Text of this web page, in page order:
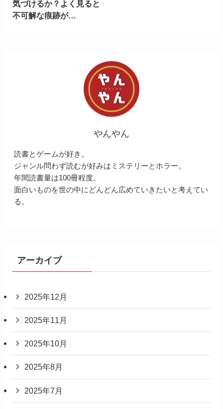
気づけるか？よく見ると
不可解な痕跡が…
やんやん
読書とゲームが好き。
ジャンル問わず読むが好みはミステリーとホラー。
年間読書量は100冊程度。
面白いものを世の中にどんどん広めていきたいと考えてい
る。
アーカイブ
2025年12月
2025年11月
2025年10月
2025年8月
2025年7月